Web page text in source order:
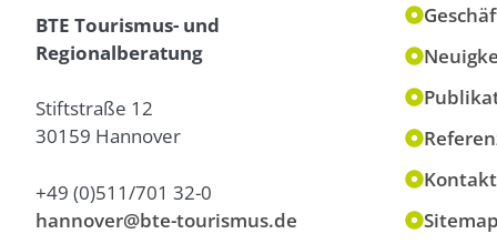
BTE Tourismus- und
Regionalberatung
Stiftstraße 12
30159 Hannover
+49 (0)511/701 32-0
hannover@bte-tourismus.de
Kontakt
Sitemap